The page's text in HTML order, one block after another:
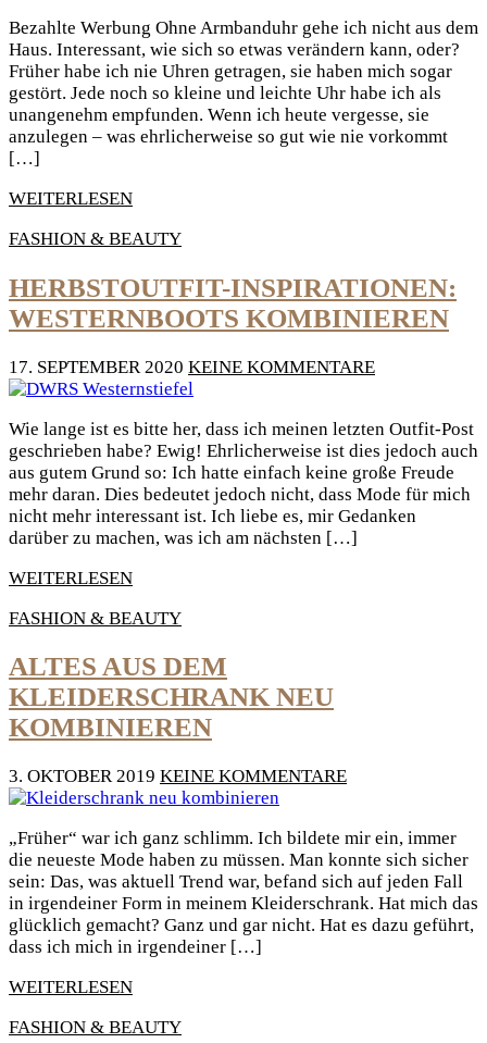
Bezahlte Werbung Ohne Armbanduhr gehe ich nicht aus dem
Haus. Interessant, wie sich so etwas verändern kann, oder?
Früher habe ich nie Uhren getragen, sie haben mich sogar
gestört. Jede noch so kleine und leichte Uhr habe ich als
unangenehm empfunden. Wenn ich heute vergesse, sie
anzulegen – was ehrlicherweise so gut wie nie vorkommt
[…]
WEITERLESEN
FASHION & BEAUTY
HERBSTOUTFIT-INSPIRATIONEN:
WESTERNBOOTS KOMBINIEREN
17. SEPTEMBER 2020 KEINE KOMMENTARE
Wie lange ist es bitte her, dass ich meinen letzten Outfit-Post
geschrieben habe? Ewig! Ehrlicherweise ist dies jedoch auch
aus gutem Grund so: Ich hatte einfach keine große Freude
mehr daran. Dies bedeutet jedoch nicht, dass Mode für mich
nicht mehr interessant ist. Ich liebe es, mir Gedanken
darüber zu machen, was ich am nächsten […]
WEITERLESEN
FASHION & BEAUTY
ALTES AUS DEM
KLEIDERSCHRANK NEU
KOMBINIEREN
3. OKTOBER 2019 KEINE KOMMENTARE
„Früher“ war ich ganz schlimm. Ich bildete mir ein, immer
die neueste Mode haben zu müssen. Man konnte sich sicher
sein: Das, was aktuell Trend war, befand sich auf jeden Fall
in irgendeiner Form in meinem Kleiderschrank. Hat mich das
glücklich gemacht? Ganz und gar nicht. Hat es dazu geführt,
dass ich mich in irgendeiner […]
WEITERLESEN
FASHION & BEAUTY